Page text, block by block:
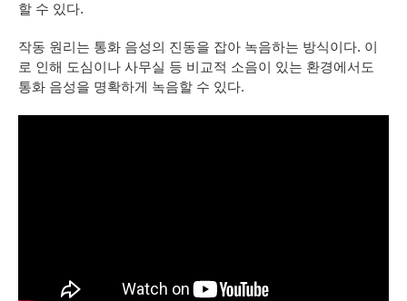
할 수 있다.
작동 원리는 통화 음성의 진동을 잡아 녹음하는 방식이다. 이
로 인해 도심이나 사무실 등 비교적 소음이 있는 환경에서도
통화 음성을 명확하게 녹음할 수 있다.